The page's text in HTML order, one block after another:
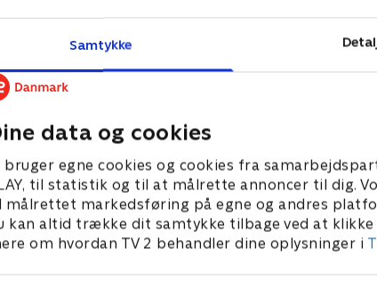
Samtykke
data og cookies
bruger egne cookies og cookies fra
til statistik og til at målrette annoncer til dig.
målrettet markedsføring på egne og andres
kan altid trække dit samtykke tilbage ved at klikke
om hvordan TV 2 behandler dine oplysninger i